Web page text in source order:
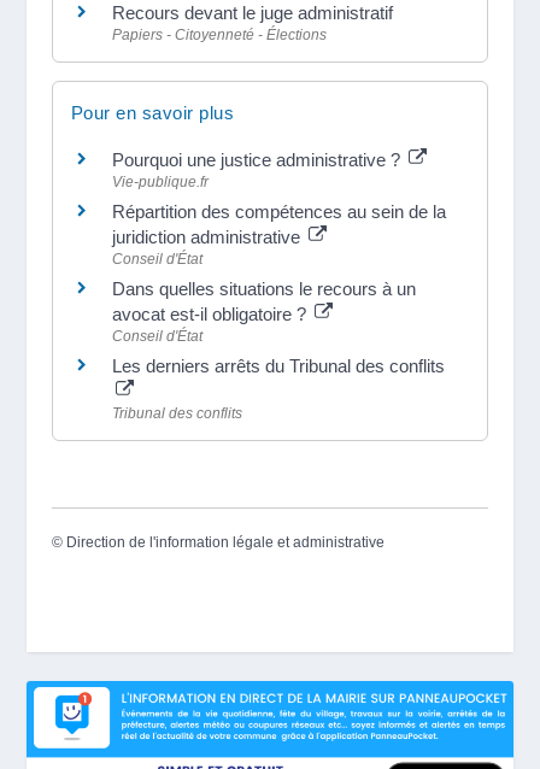
Recours devant le juge administratif
Papiers - Citoyenneté - Élections
Pour en savoir plus
Pourquoi une justice administrative ?
Vie-publique.fr
Répartition des compétences au sein de la
juridiction administrative
Conseil d'État
Dans quelles situations le recours à un
avocat est-il obligatoire ?
Conseil d'État
Les derniers arrêts du Tribunal des conflits
Tribunal des conflits
© Direction de l'information légale et administrative